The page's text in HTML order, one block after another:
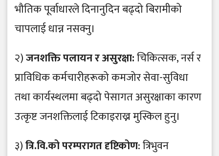
भौतिक पूर्वाधारले दिनानुदिन बढ्दो बिरामीको
चापलाई धान्न नसक्नु।
२)जनशक्ति पलायन र असुरक्षा:चिकित्सक, नर्स र
प्राविधिक कर्मचारीहरूको कमजोर सेवा-सुविधा
तथा कार्यस्थलमा बढ्दो पेसागत असुरक्षाका कारण
उत्कृष्ट जनशक्तिलाई टिकाइराख्न मुस्किल हुनु।
३)त्रि.वि.को परम्परागत दृष्टिकोण: त्रिभुवन